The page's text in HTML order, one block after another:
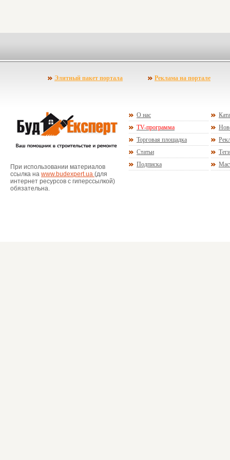
Элитный пакет портала Реклама на портале
При использовании материалов
ссылка на www.budexpert.ua (для
интернет ресурсов с гиперссылкой)
обязательна.
О нас
TV-программа
Торговая площадка
Статьи
Теги
Подписка